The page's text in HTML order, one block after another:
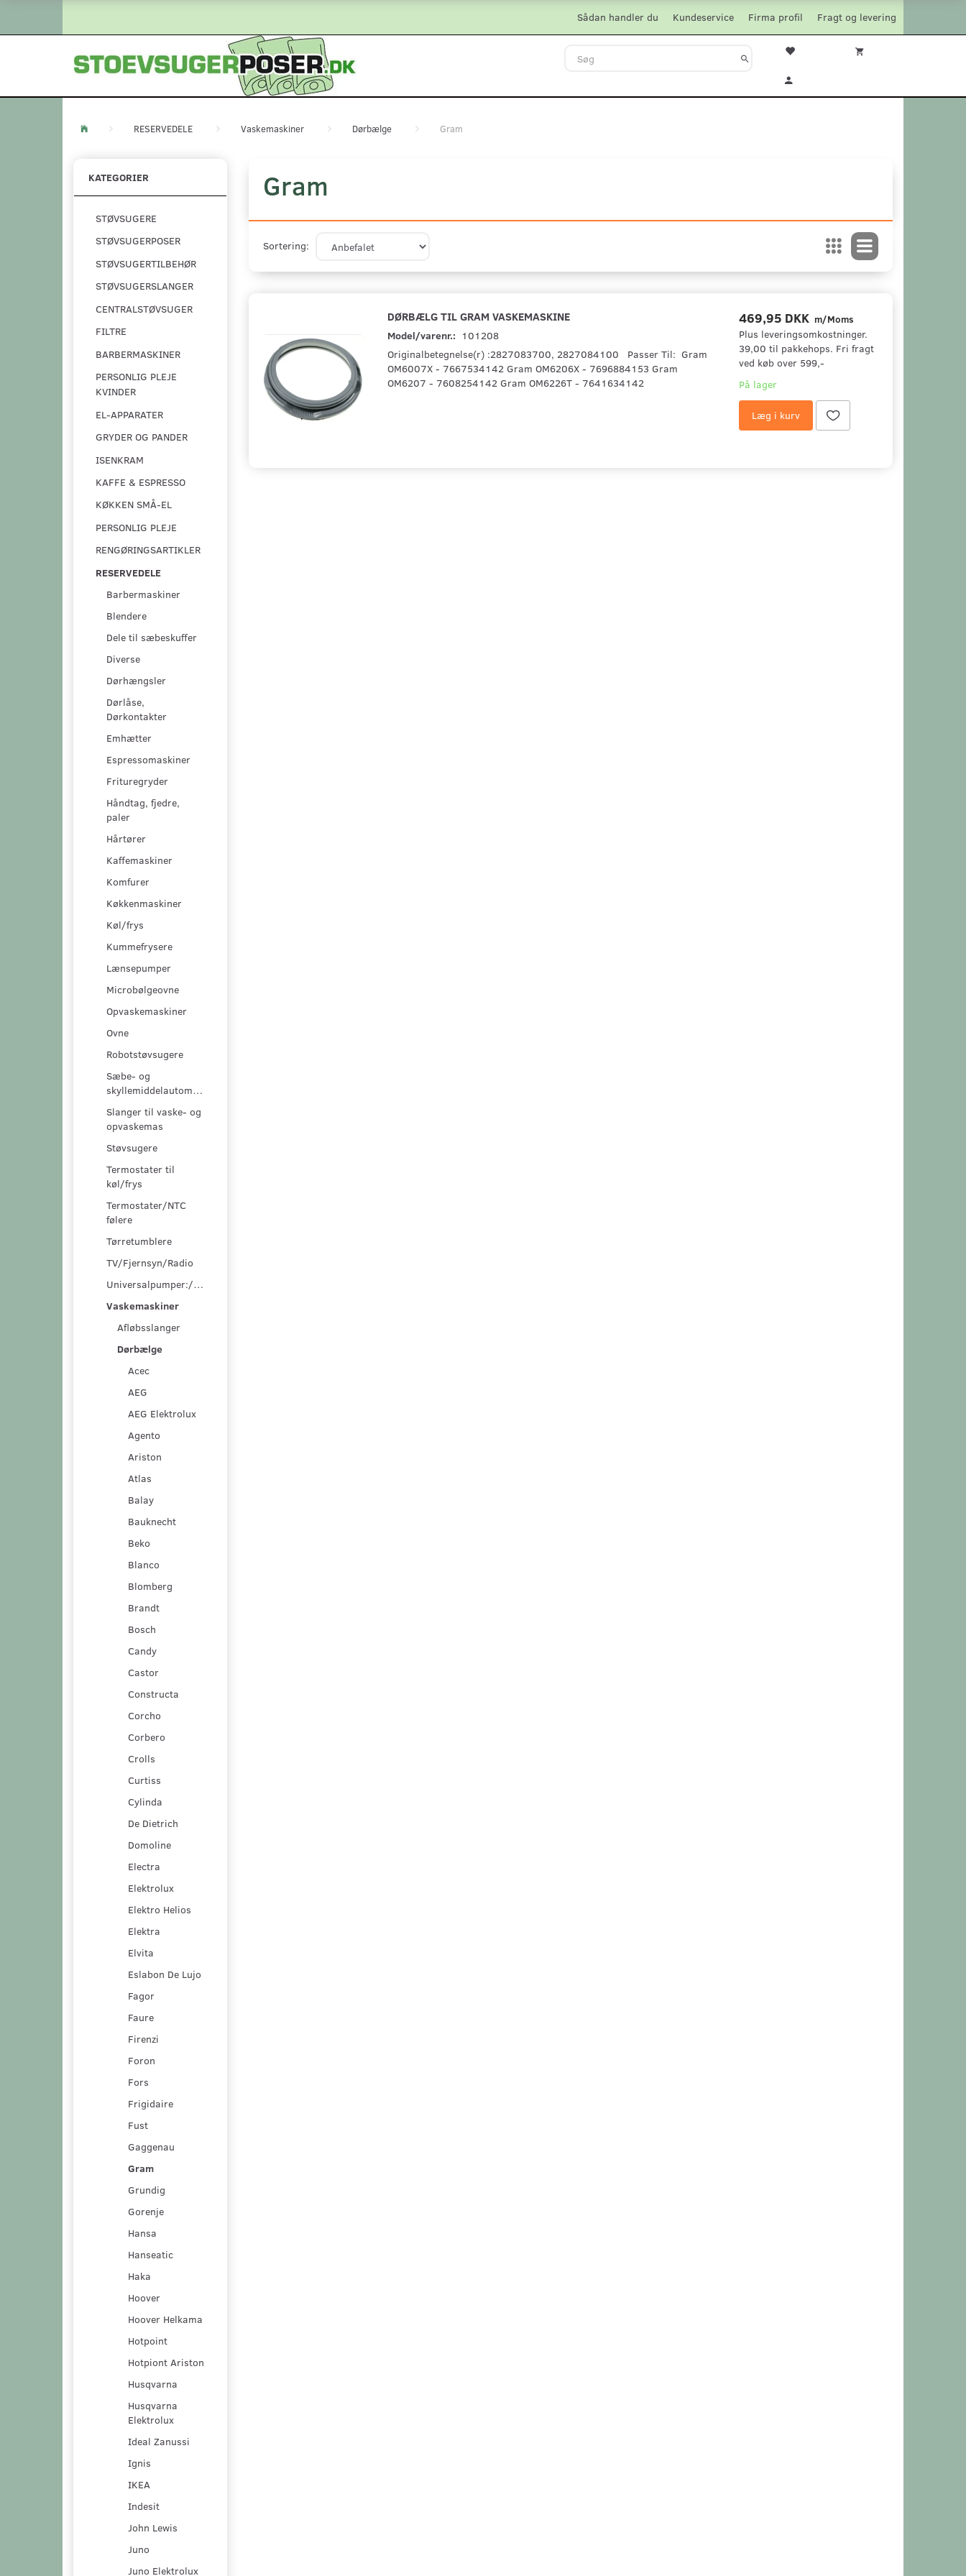
Fragt og levering
Firma profil
Kundeservice
Sådan handler du
RESERVEDELE Vaskemaskiner Dørbælge Gram
KATEGORIER
STØVSUGERE
STØVSUGERPOSER
STØVSUGERTILBEHØR
STØVSUGERSLANGER
CENTRALSTØVSUGER
FILTRE
BARBERMASKINER
PERSONLIG PLEJE
KVINDER
EL-APPARATER
GRYDER OG PANDER
ISENKRAM
KAFFE & ESPRESSO
KØKKEN SMÅ-EL
PERSONLIG PLEJE
RENGØRINGSARTIKLER
RESERVEDELE
Barbermaskiner
Blendere
Dele til sæbeskuffer
Diverse
Dørhængsler
Dørlåse,
Dørkontakter
Emhætter
Espressomaskiner
Frituregryder
Håndtag, fjedre,
paler
Hårtører
Kaffemaskiner
Komfurer
Køkkenmaskiner
Køl/frys
Kummefrysere
Lænsepumper
Microbølgeovne
Opvaskemaskiner
Ovne
Robotstøvsugere
Sæbe- og
skyllemiddelautomater
Slanger til vaske- og
opvaskemas
Støvsugere
Termostater til
køl/frys
Termostater/NTC
følere
Tørretumblere
TV/Fjernsyn/Radio
Universalpumper:/pumpesæt
Vaskemaskiner
Afløbsslanger
Dørbælge
Acec
AEG
AEG Elektrolux
Agento
Ariston
Atlas
Balay
Bauknecht
Beko
Blanco
Blomberg
Brandt
Bosch
Candy
Castor
Constructa
Corcho
Corbero
Crolls
Curtiss
Cylinda
De Dietrich
Domoline
Electra
Elektrolux
Elektro Helios
Elektra
Elvita
Eslabon De Lujo
Fagor
Faure
Firenzi
Foron
Fors
Frigidaire
Fust
Gaggenau
Gram
Grundig
Gorenje
Hansa
Hanseatic
Haka
Hoover
Hoover Helkama
Hotpoint
Hotpiont Ariston
Husqvarna
Husqvarna
Elektrolux
Ideal Zanussi
Ignis
IKEA
Indesit
John Lewis
Juno
Juno Elektrolux
Gram
Sortering:
DØRBÆLG TIL GRAM VASKEMASKINE
Model/varenr.: 101208
Originalbetegnelse(r) :2827083700, 2827084100 Passer Til: Gram
OM6007X - 7667534142 Gram OM6206X - 7696884153 Gram
OM6207 - 7608254142 Gram OM6226T - 7641634142
469,95 DKK m/Moms
Plus leveringsomkostninger.
39,00 til pakkehops. Fri fragt
ved køb over 599,-
På lager
Læg i kurv